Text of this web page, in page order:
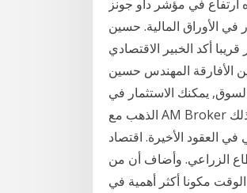
وبالرغم من خسارة الذهب 30% من قيمته هذا عام 2014 لاقاه ارتفاع في مؤشر داو جونز
في الأوراق المالية. حسين
أكد الخبير الاقتصادي
الأفارقة المهندس حسين
يمكنك الاستثمار في
الذهب مع AM Broker إمّا عن طريق حسابات مدارة من قبل المحترفين و الخبراء أو يمكنك فعل ذلك
العقود الأخيرة. اقتصاد
الزراعي. وأضاف أن من
مكونا أكثر أهمية في